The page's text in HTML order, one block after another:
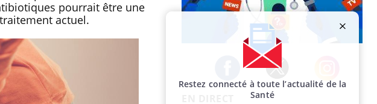
pourrait être une
actuel.
Facebook Twitter Instagram
Restez connecté à toute l’actualité de la
Santé